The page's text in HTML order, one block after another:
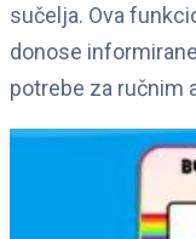
sučelja. Ova
donose
potrebe za ručnim